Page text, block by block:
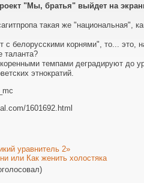
"Мы, братья" выйдет на
такая же "национальная",
с белорусскими корнями", то... это,
таланта?
темпами деградируют до
этнократий.
1601692.html
уравнитель 2»
или Как женить холостяка